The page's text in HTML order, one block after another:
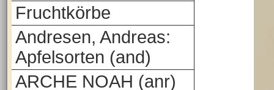
Fruchtkörbe
Andresen, Andreas:
Apfelsorten (and)
ARCHE NOAH (anr)